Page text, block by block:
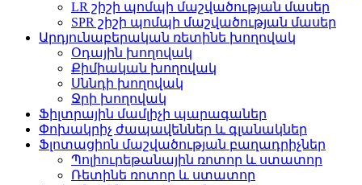
LR շիշի պոմպի մաշվածության մասեր
SPR շիշի պոմպի մաշվածության մասեր
Արդյունաբերական ռետինե խողովակ
Օդային խողովակ
Քիմիական խողովակ
Սննդի խողովակ
Ջրի խողովակ
Ֆիլտրային մամլիչի պարագաներ
Փոխակրիչ ժապավեններ և գլանակներ
Ֆլոտացիոն մաշվածության բաղադրիչներ
Պոլիուրեթանային ռոտոր և ստատոր
Ռետինե ռոտոր և ստատոր